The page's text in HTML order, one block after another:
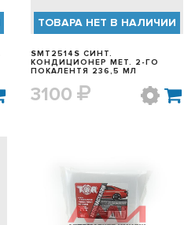
ТОВАРА НЕТ В НАЛИЧИИ
SMT2514S СИНТ.
КОНДИЦИОНЕР МЕТ. 2-ГО
ПОКАЛЕНТЯ 236,5 МЛ
3100
БЫСТРЫЙ ПРОСМОТР